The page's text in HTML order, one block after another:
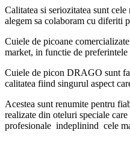
Calitatea si seriozitatea sunt
alegem sa colaboram cu diferiti
Cuiele de picoane
market, in functie de preferintele
Cuiele de picon DRAGO sunt
calitatea fiind singurul aspect
Acestea sunt renumite pentru
realizate din oteluri speciale
profesionale indeplinind cele